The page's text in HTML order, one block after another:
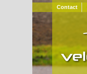
Contact